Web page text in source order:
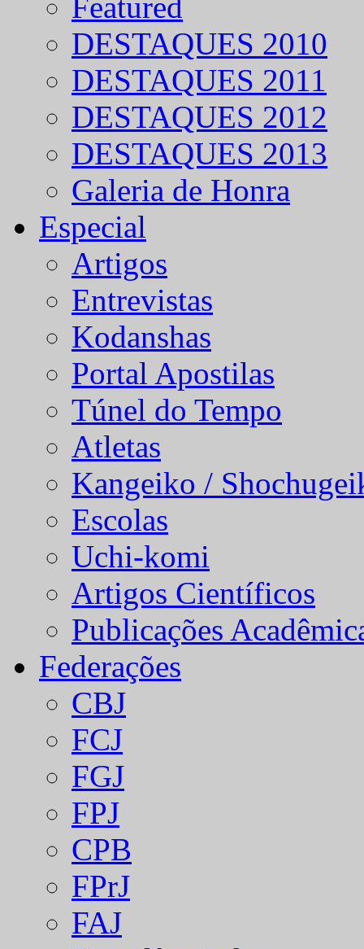
DESTAQUES 2010
DESTAQUES 2011
DESTAQUES 2012
DESTAQUES 2013
Galeria de Honra
Especial
Artigos
Entrevistas
Kodanshas
Portal Apostilas
Túnel do Tempo
Atletas
Kangeiko /
Escolas
Uchi-komi
Artigos Científicos
Publicações
Federações
CBJ
FCJ
FGJ
FPJ
CPB
FPrJ
FAJ